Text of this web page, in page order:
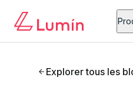
Explorer tous les